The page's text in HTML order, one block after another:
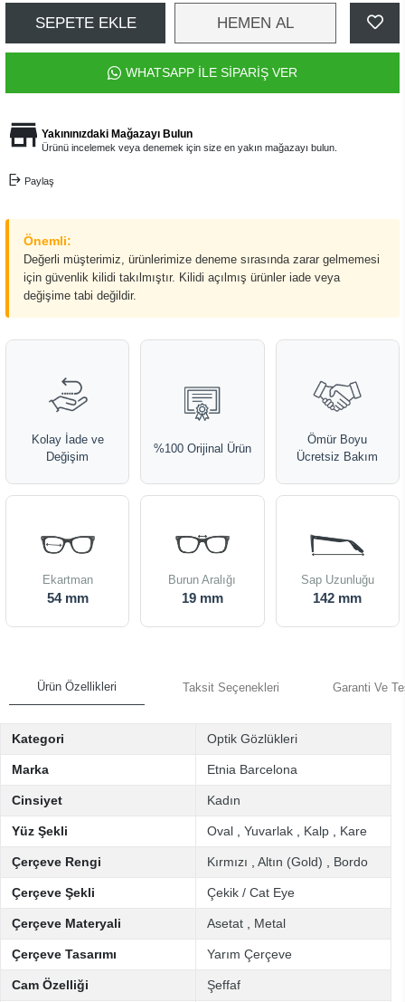
SEPETE EKLE HEMEN AL
WHATSAPP İLE SİPARİŞ VER
Yakınınızdaki Mağazayı Bulun
Ürünü incelemek veya denemek için size en yakın mağazayı bulun.
Paylaş
Önemli:
Değerli müşterimiz, ürünlerimize deneme sırasında zarar gelmemesi
için güvenlik kilidi takılmıştır. Kilidi açılmış ürünler iade veya
değişime tabi değildir.
Kolay İade ve
Değişim
%100 Orijinal Ürün
Ömür Boyu
Ücretsiz Bakım
Ekartman
54 mm
Burun Aralığı
19 mm
Sap Uzunluğu
142 mm
Ürün Özellikleri Taksit Seçenekleri Garanti Ve
Kategori Optik Gözlükleri
Marka Etnia Barcelona
Cinsiyet Kadın
Yüz Şekli Oval Yuvarlak Kalp Kare
Çerçeve Rengi Kırmızı Altın (Gold) Bordo
Çerçeve Şekli Çekik / Cat Eye
Çerçeve Materyali Asetat Metal
Çerçeve Tasarımı Yarım Çerçeve
Cam Özelliği Şeffaf